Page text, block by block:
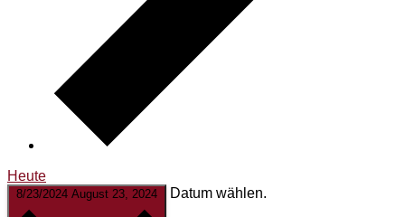
Heute
8/23/2024 August 23, 2024 Datum wählen.